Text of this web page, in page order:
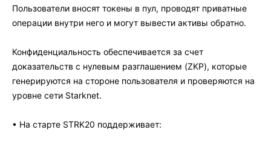
Пользователи вносят токены в пул, проводят приватные
операции внутри него и могут вывести активы обратно.
Конфиденциальность обеспечивается за счет
доказательств с нулевым разглашением (ZKP), которые
генерируются на стороне пользователя и проверяются на
уровне сети Starknet.
• На старте STRK20 поддерживает: